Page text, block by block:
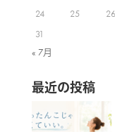
24
25 26
31
« 7月
最近の投稿